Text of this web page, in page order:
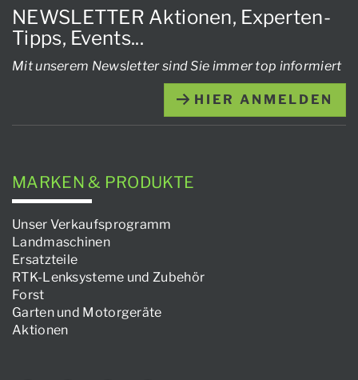
NEWSLETTER Aktionen, Experten-
Tipps, Events...
Mit unserem Newsletter sind Sie immer top informiert
HIER ANMELDEN
MARKEN & PRODUKTE
Unser Verkaufsprogramm
Landmaschinen
Ersatzteile
RTK-Lenksysteme und Zubehör
Forst
Garten und Motorgeräte
Aktionen